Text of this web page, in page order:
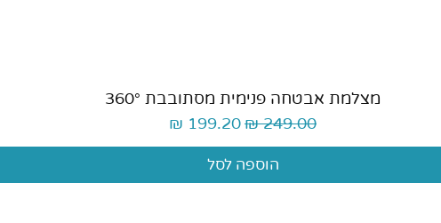
תצוגה מהירה
מצלמת אבטחה פנימית מסתובבת 360°
מחיר רגיל מחיר מבצע
הוספה לסל